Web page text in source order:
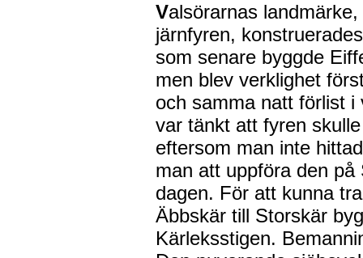
Valsörarnas
järnfyren,
som senare byggde
men blev verklighet
och samma natt förlist i
var tänkt att fyren
eftersom man inte
man att uppföra den
dagen. För att kunna
Äbbskär till Storskär
Kärleksstigen.